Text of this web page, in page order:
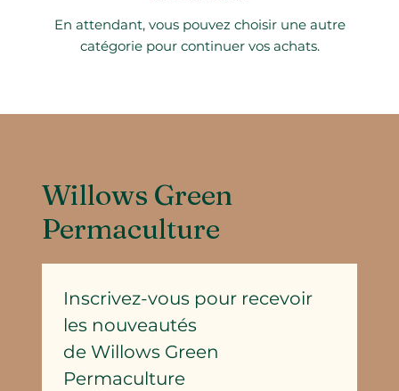
En attendant, vous pouvez choisir une autre
catégorie pour continuer vos achats.
Willows Green
Permaculture
Inscrivez-vous pour recevoir
les nouveautés
de Willows Green
Permaculture